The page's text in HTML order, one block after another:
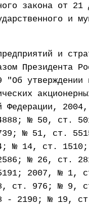
закона от 21
и
и
Президента
утверждении
Федерации,
№ 50, ст.
№ 51, ст.
№ 14, ст.
№ 26, ст.
2007, № 1,
ст. 976; № 9,
- 2190; № 19,